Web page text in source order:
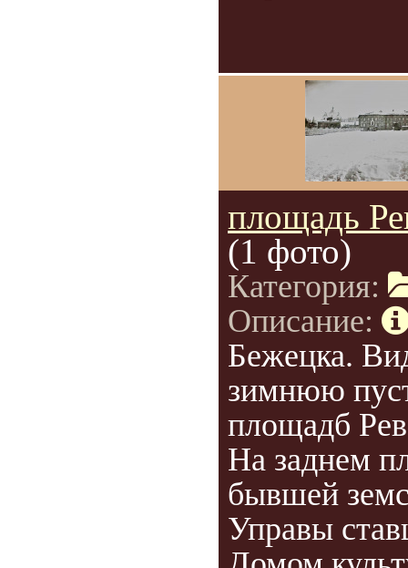
площадь
(1 фото)
Категория:
Описание:
Бежецка.
зимнюю
площадб
На заднем
бывшей
Управы